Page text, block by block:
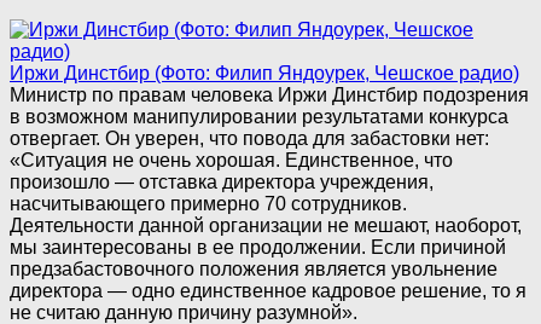
Иржи Динстбир (Фото: Филип Яндоурек, Чешское радио)
Министр по правам человека Иржи Динстбир подозрения
в возможном манипулировании результатами конкурса
отвергает. Он уверен, что повода для забастовки нет:
«Ситуация не очень хорошая. Единственное, что
произошло — отставка директора учреждения,
насчитывающего примерно 70 сотрудников.
Деятельности данной организации не мешают, наоборот,
мы заинтересованы в ее продолжении. Если причиной
предзабастовочного положения является увольнение
директора — одно единственное кадровое решение, то я
не считаю данную причину разумной».